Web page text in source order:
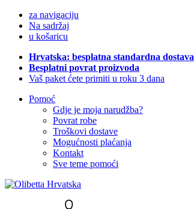
za navigaciju
Na sadržaj
u košaricu
Hrvatska: besplatna standardna dostava
Besplatni povrat proizvoda
Vaš paket ćete primiti u roku 3 dana
Pomoć
Gdje je moja narudžba?
Povrat robe
Troškovi dostave
Mogućnosti plaćanja
Kontakt
Sve teme pomoći